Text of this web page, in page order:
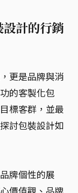
計的行銷
更是品牌與消
的客製化包
標客群，並最
討包裝設計如
牌個性的展